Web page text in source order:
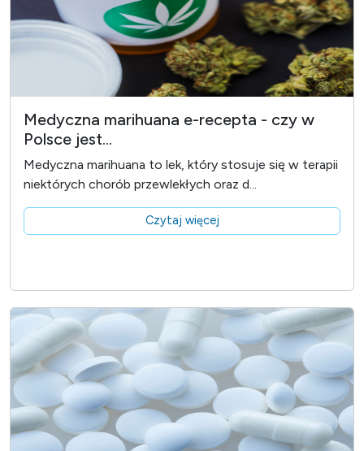
Medyczna marihuana e-recepta - czy w
Polsce jest...
Medyczna marihuana to lek, który stosuje się w terapii
niektórych chorób przewlekłych oraz d...
Czytaj więcej